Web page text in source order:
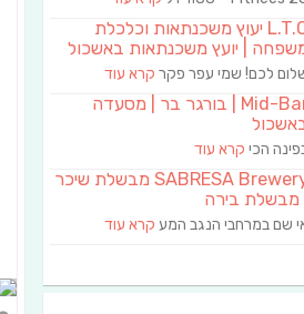
L.T.O יעוץ משכנתאות וכלכלת
| יועץ משכנתאות באשכול
לכם! שמי עפר פקר קרא עוד
Mid-Bar | בורגר בר | מסעדה
הכי קרא עוד
SABRESA Brewery מבשלת שיכר
| מבשלת בירה
שם במרחבי הנגב המע קרא עוד